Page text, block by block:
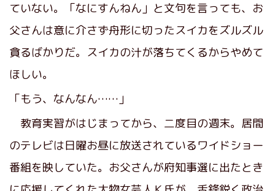
ていない。「なにすんねん」と文句を言っても、お
父さんは意に介さず舟形に切ったスイカをズルズル
貪るばかりだ。スイカの汁が落ちてくるからやめて
ほしい。
「もう、なんなん……」
教育実習がはじまってから、二度目の週末。居間
のテレビは日曜お昼に放送されているワイドショー
番組を映していた。お父さんが府知事選に出たとき